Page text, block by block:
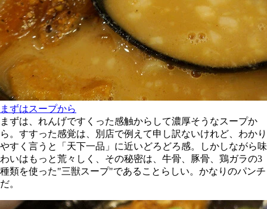
まずはスープから
まずは、れんげですくった感触からして濃厚そうなスープか
ら。すすった感覚は、別店で例えて申し訳ないけれど、わかり
やすく言うと「天下一品」に近いどろどろ感。しかしながら味
わいはもっと荒々しく、その秘密は、牛骨、豚骨、鶏ガラの3
種類を使った"三獣スープ"であることらしい。かなりのパンチ
だ。